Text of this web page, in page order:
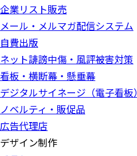
企業リスト販売
メール・メルマガ配信システム
自費出版
ネット誹謗中傷・風評被害対策
看板・横断幕・懸垂幕
デジタルサイネージ（電子看板）
ノベルティ・販促品
広告代理店
デザイン制作